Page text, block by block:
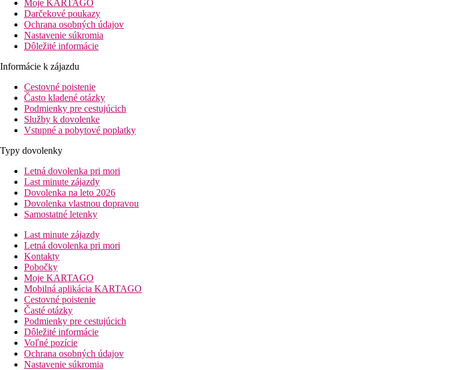
Moje KARTAGO
Darčekové poukazy
Ochrana osobných údajov
Nastavenie súkromia
Dôležité informácie
Informácie k zájazdu
Cestovné poistenie
Často kladené otázky
Podmienky pre cestujúcich
Služby k dovolenke
Vstupné a pobytové poplatky
Typy dovolenky
Letná dovolenka pri mori
Last minute zájazdy
Dovolenka na leto 2026
Dovolenka vlastnou dopravou
Samostatné letenky
Last minute zájazdy
Letná dovolenka pri mori
Kontakty
Pobočky
Moje KARTAGO
Mobilná aplikácia KARTAGO
Cestovné poistenie
Časté otázky
Podmienky pre cestujúcich
Dôležité informácie
Voľné pozície
Ochrana osobných údajov
Nastavenie súkromia